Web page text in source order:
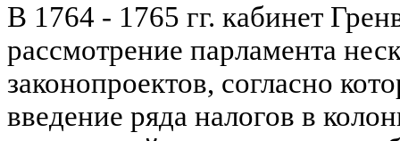
В 1764 - 1765 гг. кабинет
рассмотрение парламента
законопроектов, согласно
введение ряда налогов в